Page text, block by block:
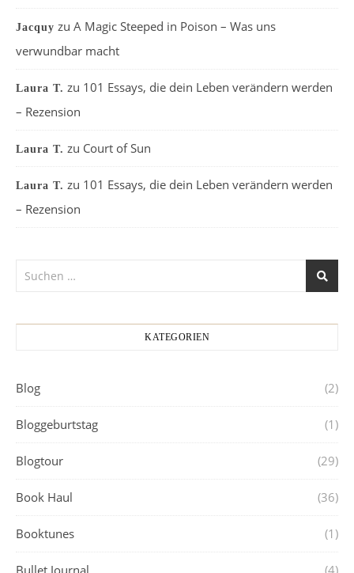
Jacquy zu A Magic Steeped in Poison – Was uns
verwundbar macht
Laura T. zu 101 Essays, die dein Leben verändern werden
– Rezension
Laura T. zu Court of Sun
Laura T. zu 101 Essays, die dein Leben verändern werden
– Rezension
KATEGORIEN
Blog (2)
Bloggeburtstag (1)
Blogtour (29)
Book Haul (36)
Booktunes (1)
Bullet Journal (4)